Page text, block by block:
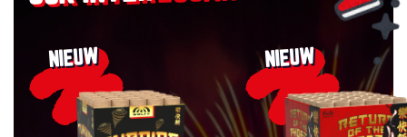
NIEUW NIEUW